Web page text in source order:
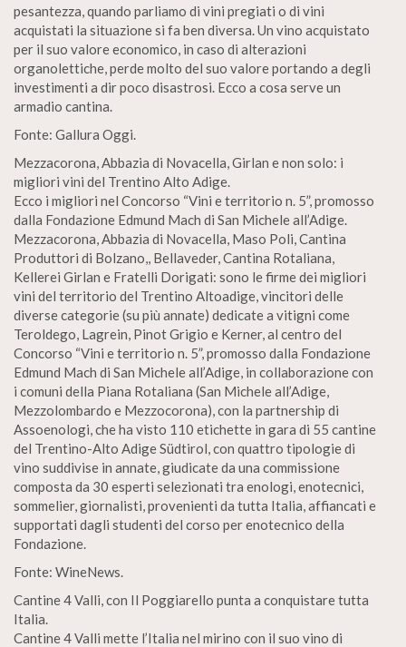
pesantezza, quando parliamo di vini pregiati o di vini
acquistati la situazione si fa ben diversa. Un vino acquistato
per il suo valore economico, in caso di alterazioni
organolettiche, perde molto del suo valore portando a degli
investimenti a dir poco disastrosi. Ecco a cosa serve un
armadio cantina.
Fonte: Gallura Oggi.
Mezzacorona, Abbazia di Novacella, Girlan e non solo: i
migliori vini del Trentino Alto Adige.
Ecco i migliori nel Concorso “Vini e territorio n. 5”, promosso
dalla Fondazione Edmund Mach di San Michele all’Adige.
Mezzacorona, Abbazia di Novacella, Maso Poli, Cantina
Produttori di Bolzano,, Bellaveder, Cantina Rotaliana,
Kellerei Girlan e Fratelli Dorigati: sono le firme dei migliori
vini del territorio del Trentino Altoadige, vincitori delle
diverse categorie (su più annate) dedicate a vitigni come
Teroldego, Lagrein, Pinot Grigio e Kerner, al centro del
Concorso “Vini e territorio n. 5”, promosso dalla Fondazione
Edmund Mach di San Michele all’Adige, in collaborazione con
i comuni della Piana Rotaliana (San Michele all’Adige,
Mezzolombardo e Mezzocorona), con la partnership di
Assoenologi, che ha visto 110 etichette in gara di 55 cantine
del Trentino-Alto Adige Südtirol, con quattro tipologie di
vino suddivise in annate, giudicate da una commissione
composta da 30 esperti selezionati tra enologi, enotecnici,
sommelier, giornalisti, provenienti da tutta Italia, affiancati e
supportati dagli studenti del corso per enotecnico della
Fondazione.
Fonte: WineNews.
Cantine 4 Valli, con Il Poggiarello punta a conquistare tutta
Italia.
Cantine 4 Valli mette l’Italia nel mirino con il suo vino di